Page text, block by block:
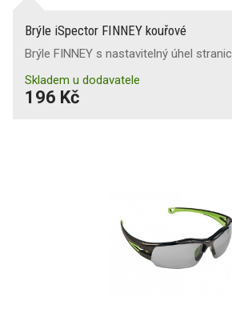
Brýle iSpector FINNEY kouřové
Brýle FINNEY s nastavitelný úhel stranic
Skladem u dodavatele
196 Kč